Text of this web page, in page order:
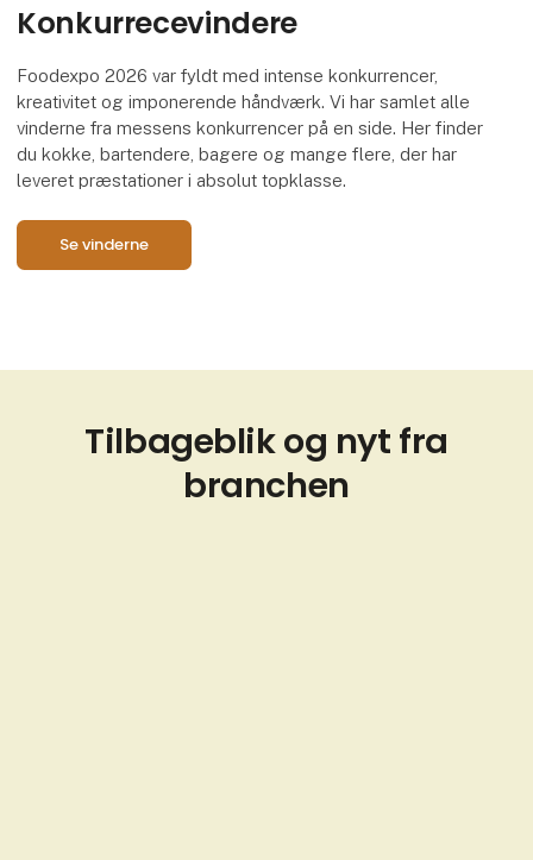
Konkurrecevindere
Foodexpo 2026 var fyldt med intense konkurrencer,
kreativitet og imponerende håndværk. Vi har samlet alle
vinderne fra messens konkurrencer på en side. Her finder
du kokke, bartendere, bagere og mange flere, der har
leveret præstationer i absolut topklasse.
Se vinderne
Tilbageblik og nyt fra
branchen